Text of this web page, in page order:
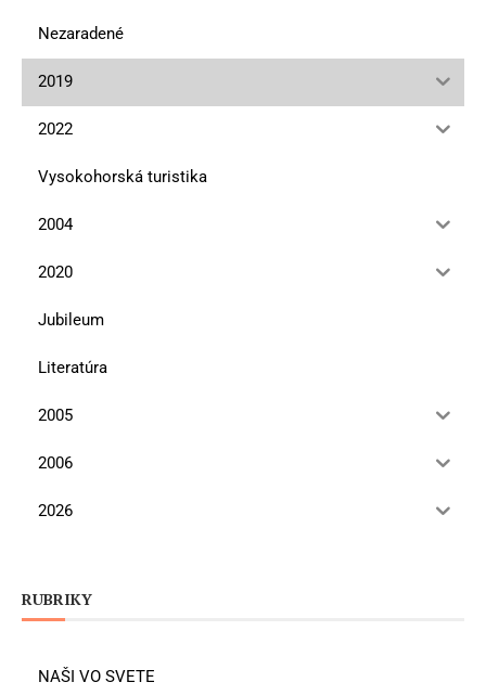
Nezaradené
2019
2022
Vysokohorská turistika
2004
2020
Jubileum
Literatúra
2005
2006
2026
RUBRIKY
NAŠI VO SVETE